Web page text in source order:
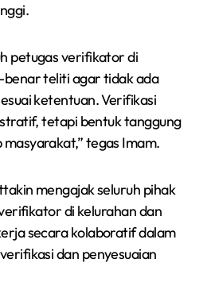
petugas verifikator di
teliti agar tidak ada
ketentuan. Verifikasi
tetapi bentuk tanggung
tegas Imam.
mengajak seluruh pihak
di kelurahan dan
secara kolaboratif dalam
dan penyesuaian